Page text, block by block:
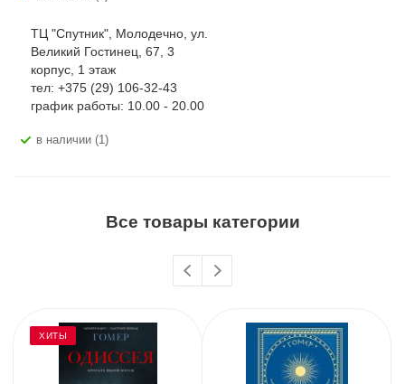
ТЦ "Спутник", Молодечно, ул.
Великий Гостинец, 67, 3
корпус, 1 этаж
тел: +375 (29) 106-32-43
график работы: 10.00 - 20.00
В наличии (1)
Все товары категории
ХИТЫ